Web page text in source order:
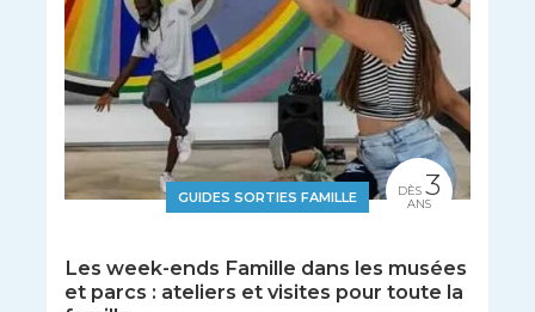
GUIDES SORTIES FAMILLE
Les week-ends Famille dans les musées
et parcs : ateliers et visites pour toute la
DÈS 3
ANS